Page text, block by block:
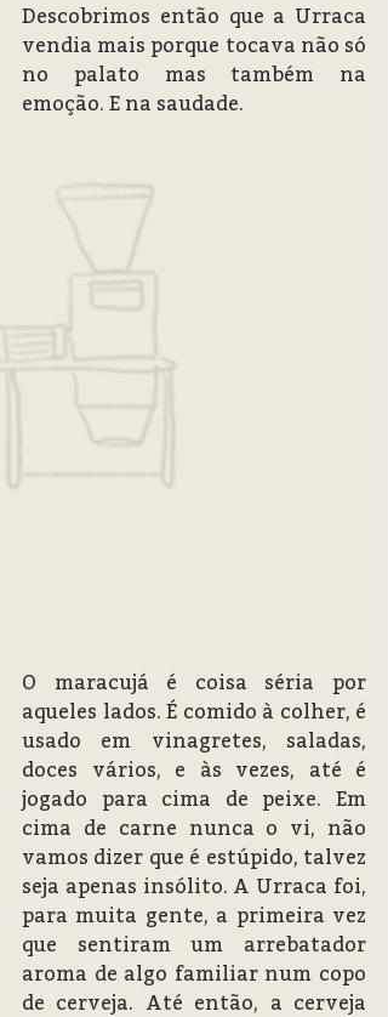
Descobrimos então que a Urraca
vendia mais porque tocava não só
no palato mas também na
emoção. E na saudade.
O maracujá é coisa séria por
aqueles lados. É comido à colher, é
usado em vinagretes, saladas,
doces vários, e às vezes, até é
jogado para cima de peixe. Em
cima de carne nunca o vi, não
vamos dizer que é estúpido, talvez
seja apenas insólito. A Urraca foi,
para muita gente, a primeira vez
que sentiram um arrebatador
aroma de algo familiar num copo
de cerveja. Até então, a cerveja